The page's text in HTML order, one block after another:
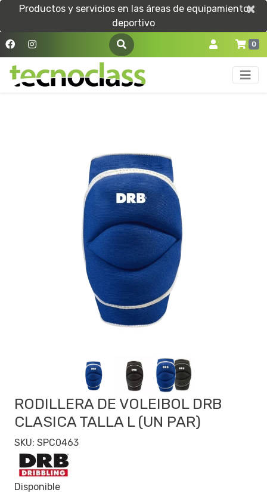
Productos y servicios en las áreas de equipamiento
deportivo
×
×
0
RODILLERA DE VOLEIBOL DRB
CLASICA TALLA L (UN PAR)
SKU: SPC0463
Disponible